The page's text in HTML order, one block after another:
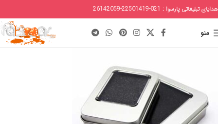
هدایای تبلیغاتی پارسوا : 021-22501419-26142059
منو